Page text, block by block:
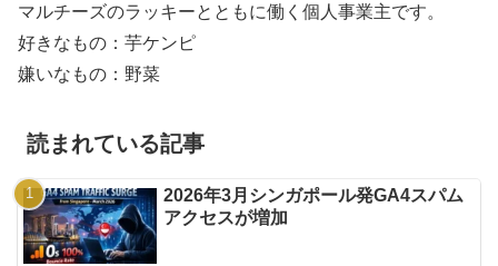
マルチーズのラッキーとともに働く個人事業主です。
好きなもの：芋ケンピ
嫌いなもの：野菜
読まれている記事
2026年3月シンガポール発GA4スパム
アクセスが増加